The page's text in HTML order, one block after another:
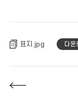
표지 다운